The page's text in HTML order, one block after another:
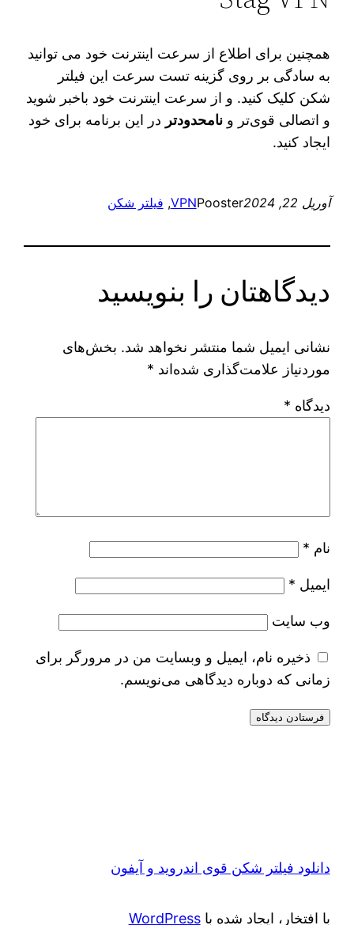
همچنین برای اطلاع از سرعت اینترنت خود می‌ توانید
به سادگی بر روی گزینه تست سرعت این فیلتر
شکن کلیک کنید. و از سرعت اینترنت خود باخبر شوید
و اتصالی قوی‌تر ونامحدودتر در این برنامه برای خود
ایجاد کنید.
آوریل 22, 2024 Pooster
VPN
, فیلتر شکن
دیدگاهتان را بنویسید
نشانی ایمیل شما منتشر نخواهد شد. بخش‌های
موردنیاز علامت‌گذاری شده‌اند *
دیدگاه *
نام *
ایمیل *
وب‌ سایت
ذخیره نام، ایمیل و وبسایت من در مرورگر برای
زمانی که دوباره دیدگاهی می‌نویسم.
دانلود فیلتر شکن قوی اندروید و آیفون
با افتخار، ایجاد شده باWordPress